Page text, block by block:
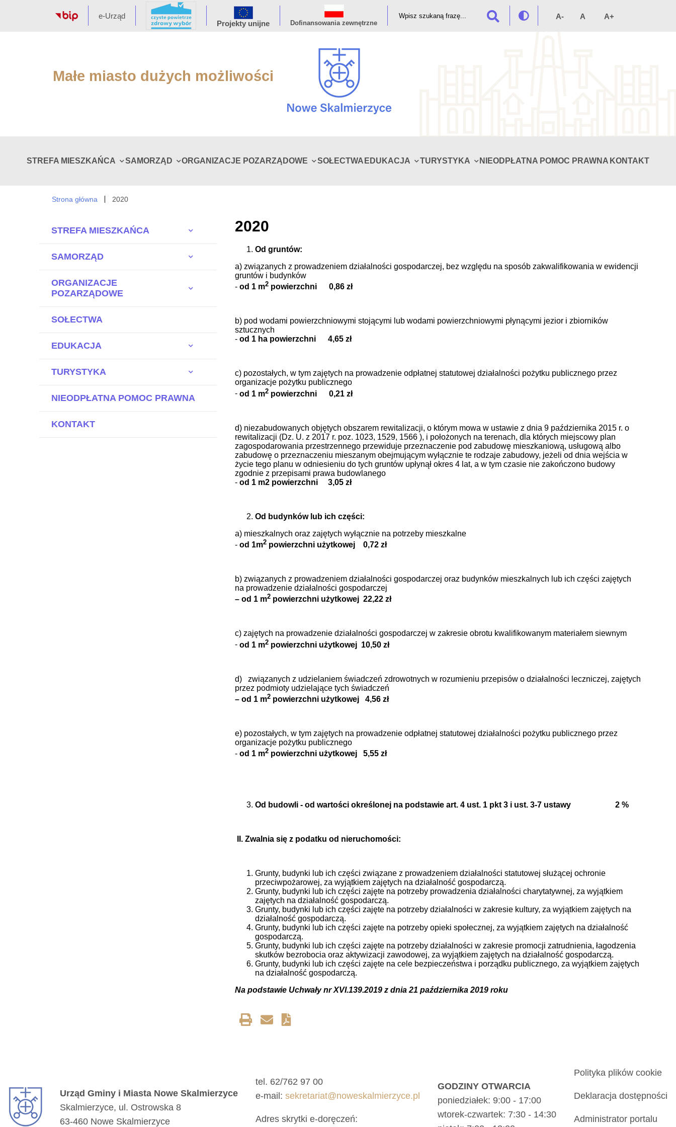
e-Urząd
Projekty unijne
Dofinansowania zewnętrzne
Małe miasto dużych możliwości
STREFA MIESZKAŃCA SAMORZĄD ORGANIZACJE POZARZĄDOWE SOŁECTWA EDUKACJA TURYSTYKA NIEODPŁATNA POMOC PRAWNA KONTAKT
Strona główna 2020
STREFA MIESZKAŃCA
SAMORZĄD
ORGANIZACJE
POZARZĄDOWE
SOŁECTWA
EDUKACJA
TURYSTYKA
NIEODPŁATNA POMOC PRAWNA
KONTAKT
2020
Od gruntów:
a) związanych z prowadzeniem działalności gospodarczej, bez względu na sposób zakwalifikowania w ewidencji
gruntów i budynków
- od 1 m2powierzchni 0,86 zł
b) pod wodami powierzchniowymi stojącymi lub wodami powierzchniowymi płynącymi jezior i zbiorników
sztucznych
- od 1 ha powierzchni 4,65 zł
c) pozostałych, w tym zajętych na prowadzenie odpłatnej statutowej działalności pożytku publicznego przez
organizacje pożytku publicznego
- od 1 m2powierzchni 0,21 zł
d) niezabudowanych objętych obszarem rewitalizacji, o którym mowa w ustawie z dnia 9 października 2015 r. o
rewitalizacji (Dz. U. z 2017 r. poz. 1023, 1529, 1566 ), i położonych na terenach, dla których miejscowy plan
zagospodarowania przestrzennego przewiduje przeznaczenie pod zabudowę mieszkaniową, usługową albo
zabudowę o przeznaczeniu mieszanym obejmującym wyłącznie te rodzaje zabudowy, jeżeli od dnia wejścia w
życie tego planu w odniesieniu do tych gruntów upłynął okres 4 lat, a w tym czasie nie zakończono budowy
zgodnie z przepisami prawa budowlanego
- od 1 m2 powierzchni 3,05 zł
Od budynków lub ich części:
a) mieszkalnych oraz zajętych wyłącznie na potrzeby mieszkalne
- od 1m2powierzchni użytkowej 0,72 zł
b) związanych z prowadzeniem działalności gospodarczej oraz budynków mieszkalnych lub ich części zajętych
na prowadzenie działalności gospodarczej
– od 1 m2powierzchni użytkowej 22,22 zł
c) zajętych na prowadzenie działalności gospodarczej w zakresie obrotu kwalifikowanym materiałem siewnym
- od 1 m2powierzchni użytkowej 10,50 zł
d) związanych z udzielaniem świadczeń zdrowotnych w rozumieniu przepisów o działalności leczniczej, zajętych
przez podmioty udzielające tych świadczeń
– od 1 m2powierzchni użytkowej 4,56 zł
e) pozostałych, w tym zajętych na prowadzenie odpłatnej statutowej działalności pożytku publicznego przez
organizacje pożytku publicznego
- od 1 m2powierzchni użytkowej 5,55 zł
Od budowli - od wartości określonej na podstawieart. 4 ust. 1 pkt 3 i ust. 3-7 ustawy 2 %
II. Zwalnia się z podatku od nieruchomości:
Grunty, budynki lub ich części związane z prowadzeniem działalności statutowej służącej ochronie
przeciwpożarowej, za wyjątkiem zajętych na działalność gospodarczą.
Grunty, budynki lub ich części zajęte na potrzeby prowadzenia działalności charytatywnej, za wyjątkiem
zajętych na działalność gospodarczą.
Grunty, budynki lub ich części zajęte na potrzeby działalności w zakresie kultury, za wyjątkiem zajętych na
działalność gospodarczą.
Grunty, budynki lub ich części zajęte na potrzeby opieki społecznej, za wyjątkiem zajętych na działalność
gospodarczą.
Grunty, budynki lub ich części zajęte na potrzeby działalności w zakresie promocji zatrudnienia, łagodzenia
skutków bezrobocia oraz aktywizacji zawodowej, za wyjątkiem zajętych na działalność gospodarczą.
Grunty, budynki lub ich części zajęte na cele bezpieczeństwa i porządku publicznego, za wyjątkiem zajętych
na działalność gospodarczą.
Na podstawie Uchwały nrXVI.139.2019z dnia 21 października 2019 roku
Urząd Gminy i Miasta Nowe Skalmierzyce
Skalmierzyce, ul. Ostrowska 8
63-460 Nowe Skalmierzyce
tel. 62/762 97 00
e-mail: sekretariat@noweskalmierzyce.pl
Adres skrytki e-doręczeń:
GODZINY OTWARCIA
poniedziałek: 9:00 - 17:00
wtorek-czwartek: 7:30 - 14:30
Polityka plików cookie
Deklaracja dostępności
Administrator portalu